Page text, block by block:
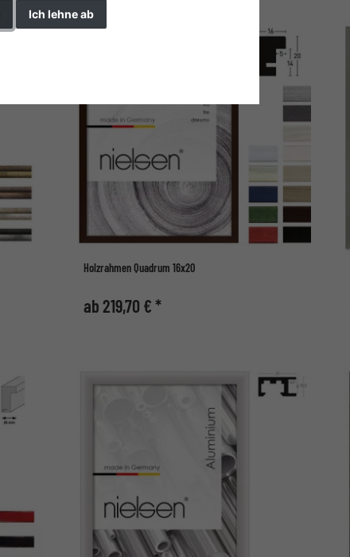
Ich lehne ab
Holzrahmen Quadrum 16x20
ab 219,70 € *